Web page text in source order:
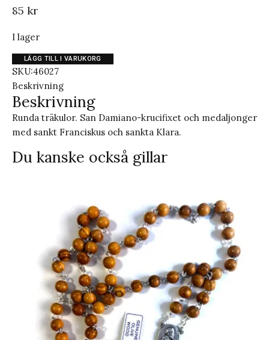
85 kr
I lager
Rosenkrans mängd
LÄGG TILL I VARUKORG
SKU:46027
Beskrivning
Beskrivning
Runda träkulor. San Damiano-krucifixet och medaljonger
med sankt Franciskus och sankta Klara.
Du kanske också gillar